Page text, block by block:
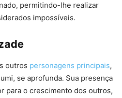
permitindo-lhe realizar
impossíveis.
outros personagens principais,
se aprofunda. Sua presença
para o crescimento dos outros,